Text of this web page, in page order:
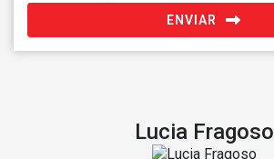
ENVIAR
Lucia Fragoso